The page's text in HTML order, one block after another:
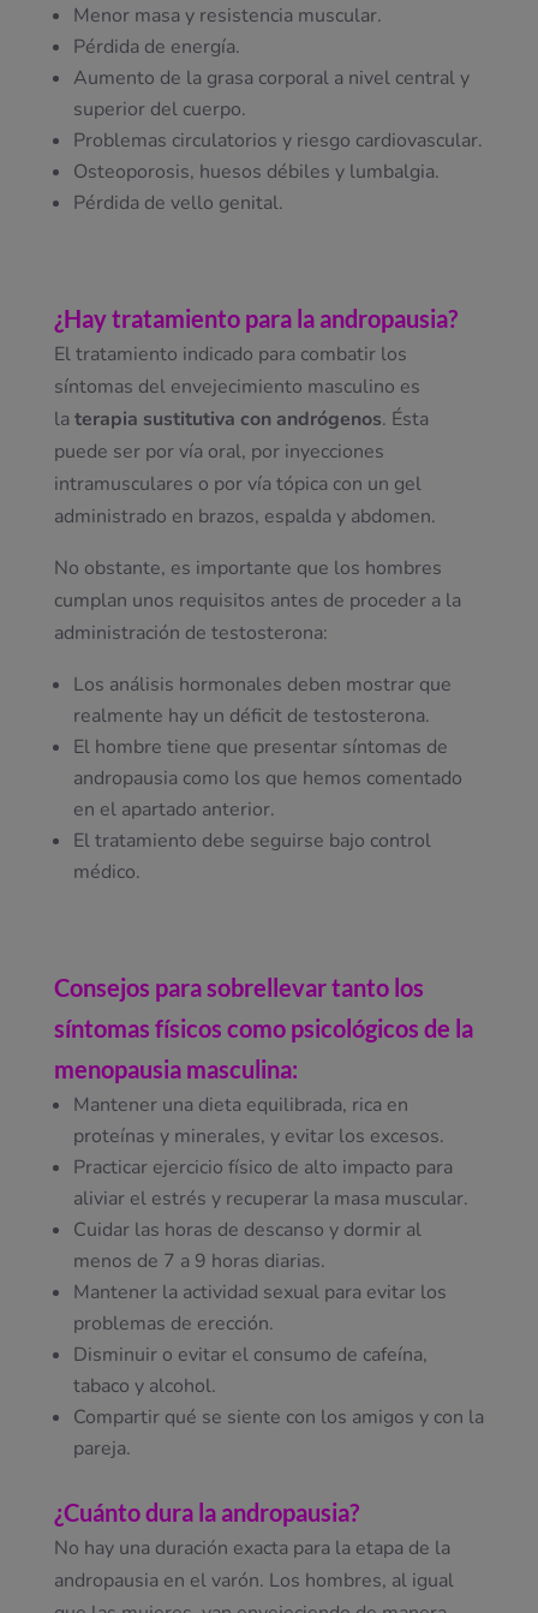
Menor masa y resistencia muscular.
Pérdida de energía.
Aumento de la grasa corporal a nivel central y
superior del cuerpo.
Problemas circulatorios y riesgo cardiovascular.
Osteoporosis, huesos débiles y lumbalgia.
Pérdida de vello genital.
¿Hay tratamiento para la andropausia?
El tratamiento indicado para combatir los
síntomas del envejecimiento masculino es
la terapia sustitutiva con andrógenos. Ésta
puede ser por vía oral, por inyecciones
intramusculares o por vía tópica con un gel
administrado en brazos, espalda y abdomen.
No obstante, es importante que los hombres
cumplan unos requisitos antes de proceder a la
administración de testosterona:
Los análisis hormonales deben mostrar que
realmente hay un déficit de testosterona.
El hombre tiene que presentar síntomas de
andropausia como los que hemos comentado
en el apartado anterior.
El tratamiento debe seguirse bajo control
médico.
Consejos para sobrellevar tanto los
síntomas físicos como psicológicos de la
menopausia masculina:
Mantener una dieta equilibrada, rica en
proteínas y minerales, y evitar los excesos.
Practicar ejercicio físico de alto impacto para
aliviar el estrés y recuperar la masa muscular.
Cuidar las horas de descanso y dormir al
menos de 7 a 9 horas diarias.
Mantener la actividad sexual para evitar los
problemas de erección.
Disminuir o evitar el consumo de cafeína,
tabaco y alcohol.
Compartir qué se siente con los amigos y con la
pareja.
¿Cuánto dura la andropausia?
No hay una duración exacta para la etapa de la
andropausia en el varón. Los hombres, al igual